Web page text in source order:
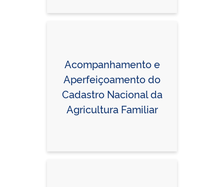
Acompanhamento e
Aperfeiçoamento do
Cadastro Nacional da
Agricultura Familiar